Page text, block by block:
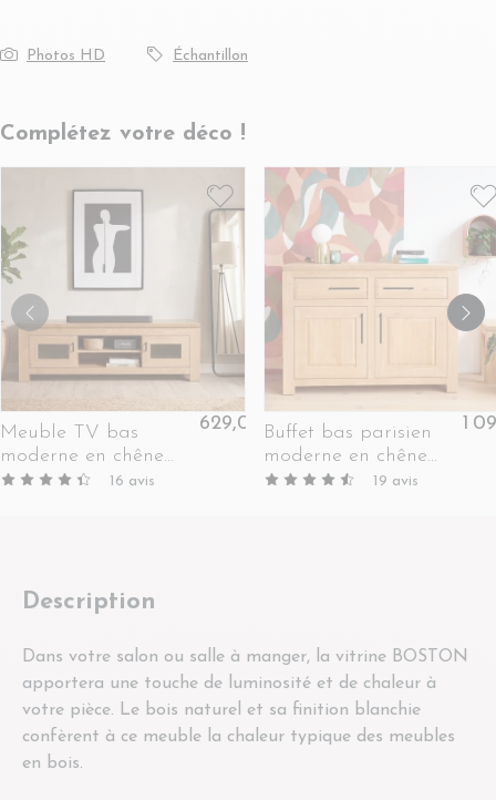
Photos HD Échantillon
Complétez votre déco !
Meuble TV bas
moderne en chêne
clair 2 portes 2 niches
16 avis
629,00 €Buffet bas parisien
moderne en chêne
clair 2 portes 2 tiroirs
19 avis
1
Description
Dans votre salon ou salle à manger, la vitrine BOSTON
apportera une touche de luminosité et de chaleur à
votre pièce. Le bois naturel et sa finition blanchie
confèrent à ce meuble la chaleur typique des meubles
en bois.